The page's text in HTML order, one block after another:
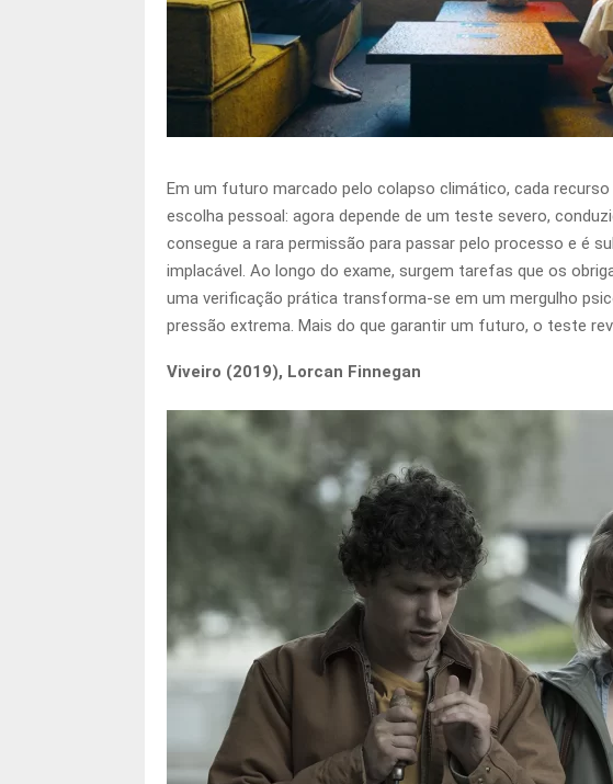
Em um futuro marcado pelo colapso climático, cada
escolha pessoal: agora depende de um teste severo,
consegue a rara permissão para passar pelo processo e é
implacável. Ao longo do exame, surgem tarefas que os
uma verificação prática transforma-se em um mergulho
pressão extrema. Mais do que garantir um futuro, o teste
Viveiro (2019), Lorcan Finnegan